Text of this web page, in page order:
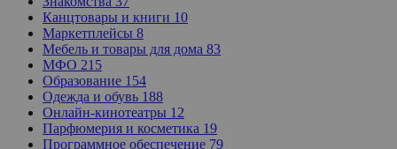
Канцтовары и книги 10
Маркетплейсы 8
Мебель и товары для дома 83
МФО 215
Образование 154
Одежда и обувь 188
Онлайн-кинотеатры 12
Парфюмерия и косметика 19
Программное обеспечение 79